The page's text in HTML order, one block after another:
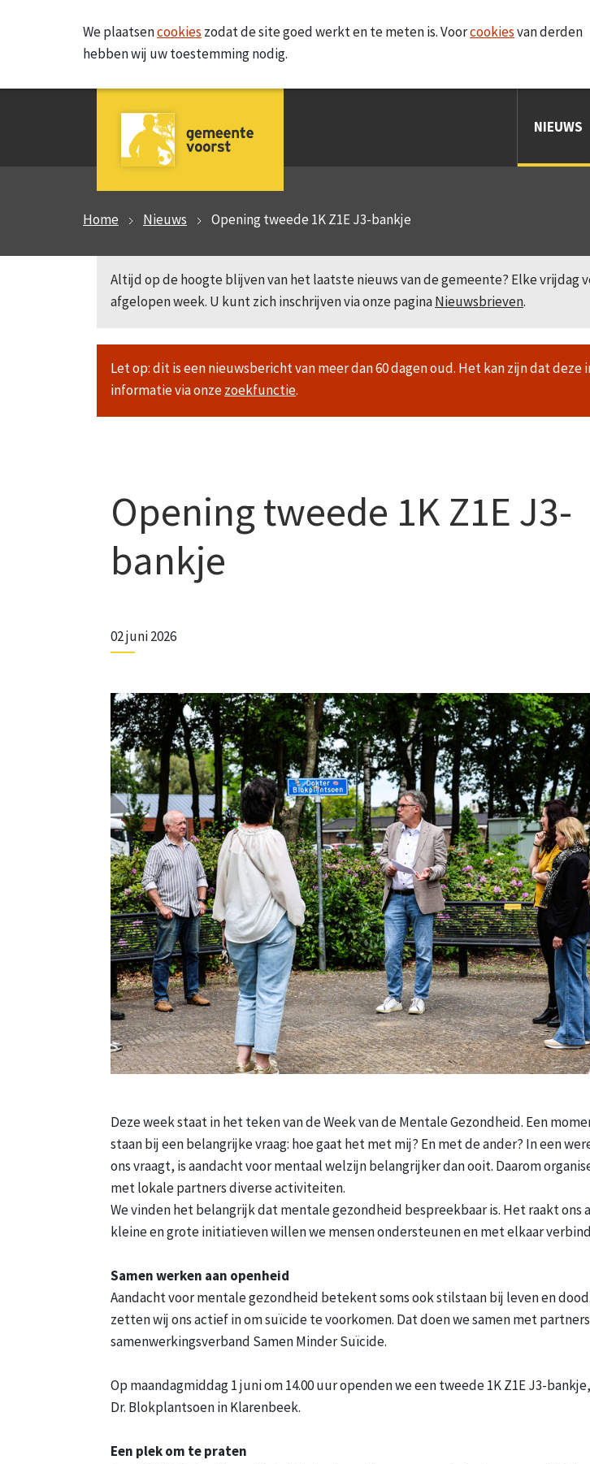
We plaatsencookies zodat de site goed werkt en te meten is. Voorcookiesvan derden
hebben wij uw toestemming nodig.
NIEUWS
Home Nieuws Opening tweede 1K Z1E J3-bankje
Altijd op de hoogte blijven van het laatste nieuws van de gemeente? Elke
afgelopen week. U kunt zich inschrijven via onze paginaNieuwsbrieven.
Let op: dit is een nieuwsbericht van meer dan 60 dagen oud. Het kan zijn dat
informatie via onzezoekfunctie.
Opening tweede 1K Z1E J3-
bankje
02 juni 2026
Deze week staat in het teken van de Week van de Mentale Gezondheid. Een
staan bij een belangrijke vraag: hoe gaat het met mij? En met de ander? In een
ons vraagt, is aandacht voor mentaal welzijn belangrijker dan ooit. Daarom
met lokale partners diverse activiteiten.
We vinden het belangrijk dat mentale gezondheid bespreekbaar is. Het raakt ons
kleine en grote initiatieven willen we mensen ondersteunen en met elkaar
Samen werken aan openheid
Aandacht voor mentale gezondheid betekent soms ook stilstaan bij leven en
zetten wij ons actief in om suïcide te voorkomen. Dat doen we samen met
samenwerkingsverband Samen Minder Suïcide.
Op maandagmiddag 1 juni om 14.00 uur openden we een tweede 1K Z1E J3-
Dr. Blokplantsoen in Klarenbeek.
Een plek om te praten